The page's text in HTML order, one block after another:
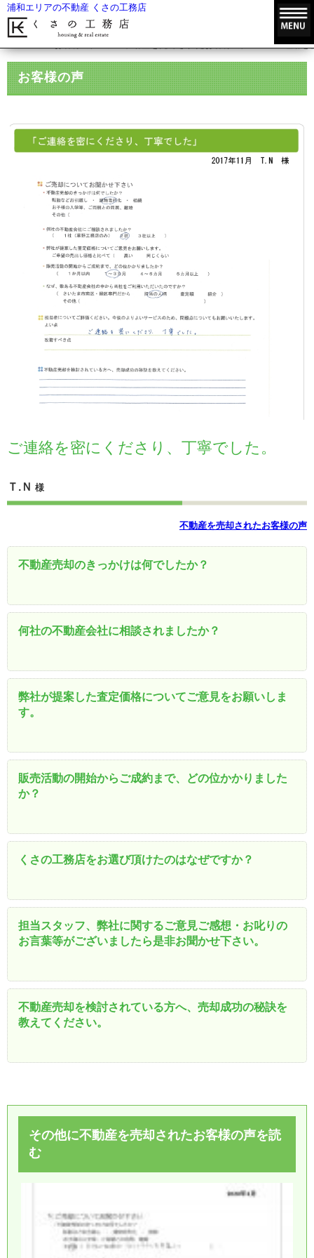
浦和エリアの不動産 くさの工務店
ご連絡を
お客様の声
ご連絡を密にくださり、丁寧でした。
Ｔ.Ｎ 様
不動産を売却されたお客様の声
不動産売却のきっかけは何でしたか？
何社の不動産会社に相談されましたか？
弊社が提案した査定価格についてご意見をお願いしま
す。
販売活動の開始からご成約まで、どの位かかりました
か？
くさの工務店をお選び頂けたのはなぜですか？
担当スタッフ、弊社に関するご意見ご感想・お叱りの
お言葉等がございましたら是非お聞かせ下さい。
不動産売却を検討されている方へ、売却成功の秘訣を
教えてください。
その他に不動産を売却されたお客様の声を読
む